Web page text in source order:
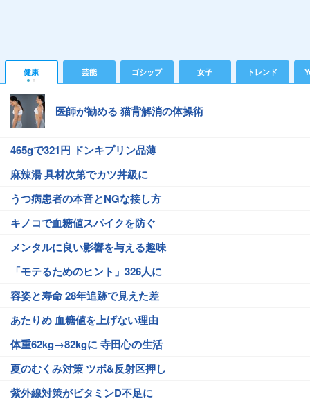
健康 芸能 ゴシップ 女子 トレンド
医師が勧める 猫背解消の体操術
465gで321円 ドンキプリン品薄
麻辣湯 具材次第でカツ丼級に
うつ病患者の本音とNGな接し方
キノコで血糖値スパイクを防ぐ
メンタルに良い影響を与える趣味
「モテるためのヒント」326人に
容姿と寿命 28年追跡で見えた差
あたりめ 血糖値を上げない理由
体重62kg→82kgに 寺田心の生活
夏のむくみ対策 ツボ&反射区押し
紫外線対策がビタミンD不足に